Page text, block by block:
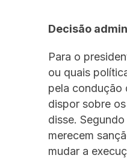
Decisão
Para o
ou quais
pela condução
dispor sobre
disse.
merecem
mudar a